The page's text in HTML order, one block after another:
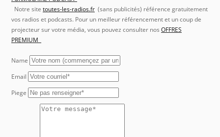
Notre site toutes-les-radios.fr (sans publicités) référence gratuitement
vos radios et podcasts. Pour un meilleur référencement et un coup de
projecteur sur votre média, vous pouvez consulter nos OFFRES
PREMIUM
Name
Email
Piege